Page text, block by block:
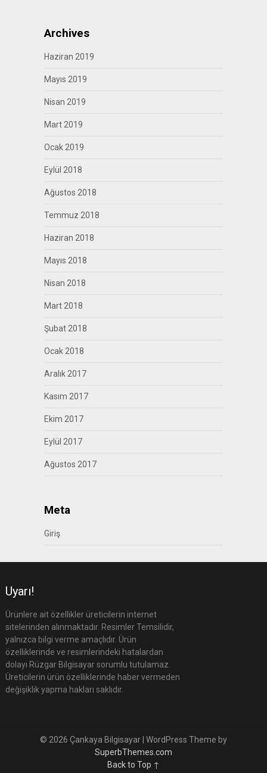
Archives
Haziran 2019
Mayıs 2019
Nisan 2019
Mart 2019
Ocak 2019
Eylül 2018
Ağustos 2018
Temmuz 2018
Haziran 2018
Mayıs 2018
Nisan 2018
Mart 2018
Şubat 2018
Ocak 2018
Aralık 2017
Kasım 2017
Ekim 2017
Eylül 2017
Ağustos 2017
Meta
Giriş
Uyarı!
Ürünlere ait özellikler üreticilerin internet
sitelerinden alınmaktadır. Resimler Temsilidir,
yalnızca bilgi verme amaçlıdır. Ürün
özelliklerinde ve resimlerindeki hatalardan
dolayı Rüzgar Bilgisayar sorumlu tutulamaz.
Üreticilerin ürün özelliklerinde haber vermeden
değişiklik yapma hakları saklıdır.
© 2026 Çankaya Bilgisayar | WordPress Theme by
SuperbThemes.com
Back to Top ↑